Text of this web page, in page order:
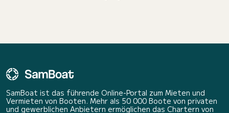
SamBoat ist das führende Online-Portal zum Mieten und
Vermieten von Booten. Mehr als 50 000 Boote von privaten
und gewerblichen Anbietern ermöglichen das Chartern von